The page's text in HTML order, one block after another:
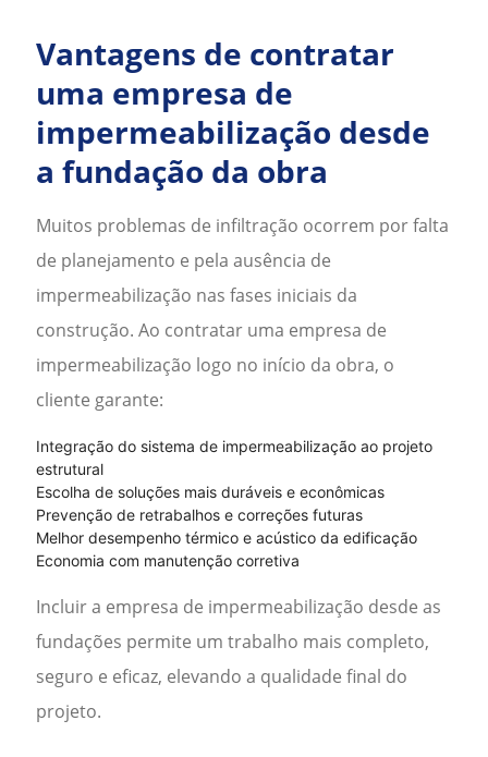
Vantagens de contratar
uma empresa de
impermeabilização desde
a fundação da obra
Muitos problemas de infiltração ocorrem por falta
de planejamento e pela ausência de
impermeabilização nas fases iniciais da
construção. Ao contratar uma empresa de
impermeabilização logo no início da obra, o
cliente garante:
Integração do sistema de impermeabilização ao projeto
estrutural
Escolha de soluções mais duráveis e econômicas
Prevenção de retrabalhos e correções futuras
Melhor desempenho térmico e acústico da edificação
Economia com manutenção corretiva
Incluir a empresa de impermeabilização desde as
fundações permite um trabalho mais completo,
seguro e eficaz, elevando a qualidade final do
projeto.